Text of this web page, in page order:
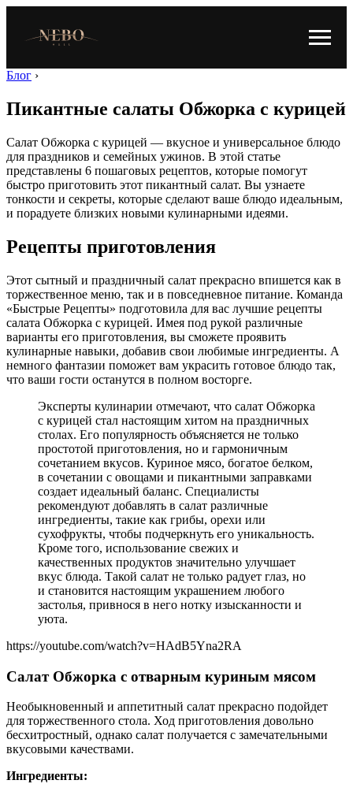
Блог ›
Пикантные салаты Обжорка с курицей
Салат Обжорка с курицей — вкусное и универсальное блюдо
для праздников и семейных ужинов. В этой статье
представлены 6 пошаговых рецептов, которые помогут
быстро приготовить этот пикантный салат. Вы узнаете
тонкости и секреты, которые сделают ваше блюдо идеальным,
и порадуете близких новыми кулинарными идеями.
Рецепты приготовления
Этот сытный и праздничный салат прекрасно впишется как в
торжественное меню, так и в повседневное питание. Команда
«Быстрые Рецепты» подготовила для вас лучшие рецепты
салата Обжорка с курицей. Имея под рукой различные
варианты его приготовления, вы сможете проявить
кулинарные навыки, добавив свои любимые ингредиенты. А
немного фантазии поможет вам украсить готовое блюдо так,
что ваши гости останутся в полном восторге.
Эксперты кулинарии отмечают, что салат Обжорка
с курицей стал настоящим хитом на праздничных
столах. Его популярность объясняется не только
простотой приготовления, но и гармоничным
сочетанием вкусов. Куриное мясо, богатое белком,
в сочетании с овощами и пикантными заправками
создает идеальный баланс. Специалисты
рекомендуют добавлять в салат различные
ингредиенты, такие как грибы, орехи или
сухофрукты, чтобы подчеркнуть его уникальность.
Кроме того, использование свежих и
качественных продуктов значительно улучшает
вкус блюда. Такой салат не только радует глаз, но
и становится настоящим украшением любого
застолья, привнося в него нотку изысканности и
уюта.
https://youtube.com/watch?v=HAdB5Yna2RA
Салат Обжорка с отварным куриным мясом
Необыкновенный и аппетитный салат прекрасно подойдет
для торжественного стола. Ход приготовления довольно
бесхитростный, однако салат получается с замечательными
вкусовыми качествами.
Ингредиенты: